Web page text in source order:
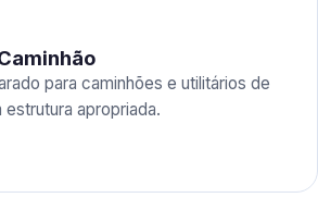
para caminhões e utilitários de
apropriada.